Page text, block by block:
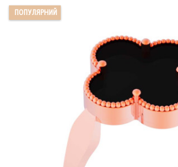
ПОПУЛЯРНИЙ